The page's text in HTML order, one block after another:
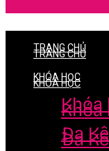
TRANG CHỦ
KHÓA HỌC
Khóa
Đa
TRANG CHỦ
KHÓA HỌC
Đa